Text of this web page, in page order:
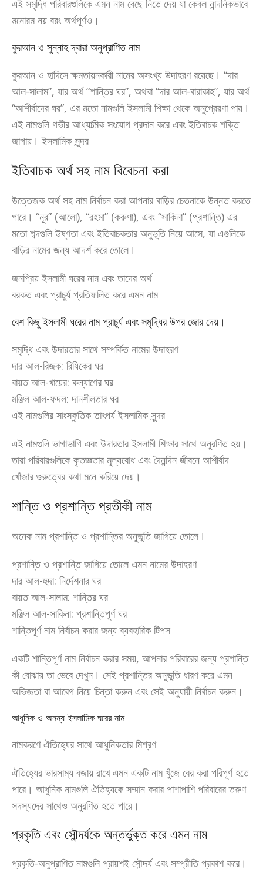
এই সমৃদ্ধি পরিবারগুলিকে এমন নাম বেছে নিতে দেয় যা কেবল নান্দনিকভাবে
মনোরম নয় বরং অর্থপূর্ণও।
কুরআন ও সুন্নাহ দ্বারা অনুপ্রাণিত নাম
কুরআন ও হাদিসে ক্ষমতায়নকারী নামের অসংখ্য উদাহরণ রয়েছে। “দার
আল-সালাম”, যার অর্থ “শান্তির ঘর”, অথবা “দার আল-বারাকাহ”, যার অর্থ
“আশীর্বাদের ঘর”, এর মতো নামগুলি ইসলামী শিক্ষা থেকে অনুপ্রেরণা পায়।
এই নামগুলি গভীর আধ্যাত্মিক সংযোগ প্রদান করে এবং ইতিবাচক শক্তি
জাগায়। ইসলামিক সুন্দর
ইতিবাচক অর্থ সহ নাম বিবেচনা করা
উত্তেজক অর্থ সহ নাম নির্বাচন করা আপনার বাড়ির চেতনাকে উন্নত করতে
পারে। “নূর” (আলো), “রহমা” (করুণা), এবং “সাকিনা” (প্রশান্তি) এর
মতো শব্দগুলি উষ্ণতা এবং ইতিবাচকতার অনুভূতি নিয়ে আসে, যা এগুলিকে
বাড়ির নামের জন্য আদর্শ করে তোলে।
জনপ্রিয় ইসলামী ঘরের নাম এবং তাদের অর্থ
বরকত এবং প্রাচুর্য প্রতিফলিত করে এমন নাম
বেশ কিছু ইসলামী ঘরের নাম প্রাচুর্য এবং সমৃদ্ধির উপর জোর দেয়।
সমৃদ্ধি এবং উদারতার সাথে সম্পর্কিত নামের উদাহরণ
দার আল-রিজক: রিযিকের ঘর
বায়ত আল-খায়ের: কল্যাণের ঘর
মঞ্জিল আল-ফদল: দানশীলতার ঘর
এই নামগুলির সাংস্কৃতিক তাৎপর্য ইসলামিক সুন্দর
এই নামগুলি ভাগাভাগি এবং উদারতার ইসলামী শিক্ষার সাথে অনুরণিত হয়।
তারা পরিবারগুলিকে কৃতজ্ঞতার মূল্যবোধ এবং দৈনন্দিন জীবনে আশীর্বাদ
খোঁজার গুরুত্বের কথা মনে করিয়ে দেয়।
শান্তি ও প্রশান্তি প্রতীকী নাম
অনেক নাম প্রশান্তি ও প্রশান্তির অনুভূতি জাগিয়ে তোলে।
প্রশান্তি ও প্রশান্তি জাগিয়ে তোলে এমন নামের উদাহরণ
দার আল-হুদা: নির্দেশনার ঘর
বায়ত আল-সালাম: শান্তির ঘর
মঞ্জিল আল-সাকিনা: প্রশান্তিপূর্ণ ঘর
শান্তিপূর্ণ নাম নির্বাচন করার জন্য ব্যবহারিক টিপস
একটি শান্তিপূর্ণ নাম নির্বাচন করার সময়, আপনার পরিবারের জন্য প্রশান্তি
কী বোঝায় তা ভেবে দেখুন। সেই প্রশান্তির অনুভূতি ধারণ করে এমন
অভিজ্ঞতা বা আবেগ নিয়ে চিন্তা করুন এবং সেই অনুযায়ী নির্বাচন করুন।
আধুনিক ও অনন্য ইসলামিক ঘরের নাম
নামকরণে ঐতিহ্যের সাথে আধুনিকতার মিশ্রণ
ঐতিহ্যের ভারসাম্য বজায় রাখে এমন একটি নাম খুঁজে বের করা পরিপূর্ণ হতে
পারে। আধুনিক নামগুলি ঐতিহ্যকে সম্মান করার পাশাপাশি পরিবারের তরুণ
সদস্যদের সাথেও অনুরণিত হতে পারে।
প্রকৃতি এবং সৌন্দর্যকে অন্তর্ভুক্ত করে এমন নাম
প্রকৃতি-অনুপ্রাণিত নামগুলি প্রায়শই সৌন্দর্য এবং সম্প্রীতি প্রকাশ করে।